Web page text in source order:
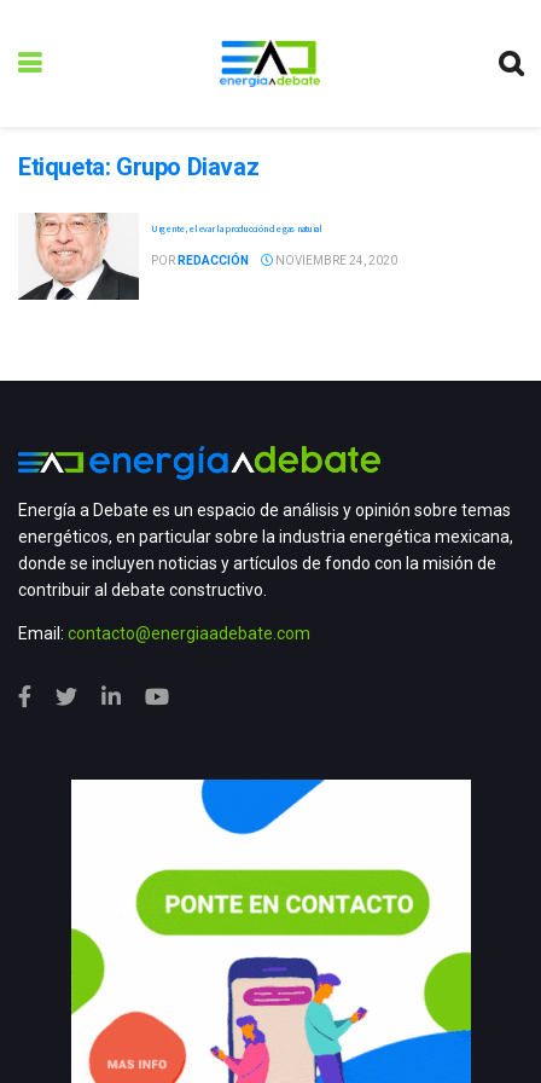
Etiqueta: Grupo Diavaz
Urgente, elevar la producción de gas natural
POR REDACCIÓN NOVIEMBRE 24, 2020
Energía a Debate es un espacio de análisis y opinión sobre temas
energéticos, en particular sobre la industria energética mexicana,
donde se incluyen noticias y artículos de fondo con la misión de
contribuir al debate constructivo.
Email: contacto@energiaadebate.com